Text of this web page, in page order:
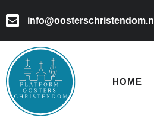
info@oosterschristendom.nl
HOME